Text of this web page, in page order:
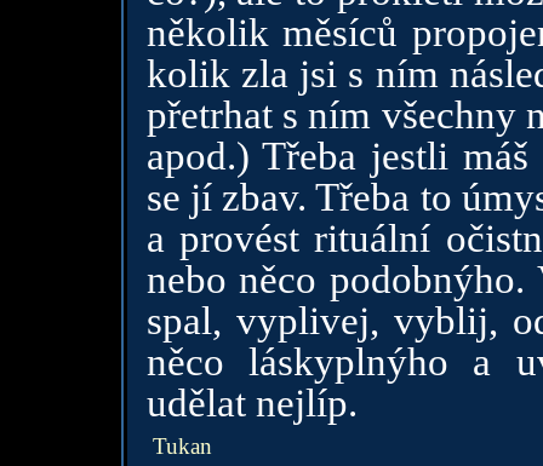
několik měsíců
kolik zla jsi s ním
přetrhat s ním všechny
apod.) Třeba jestli
se jí zbav. Třeba to
a provést rituální
nebo něco
spal, vyplivej, vyblij,
něco láskyplnýho a
udělat nejlíp.
Tukan